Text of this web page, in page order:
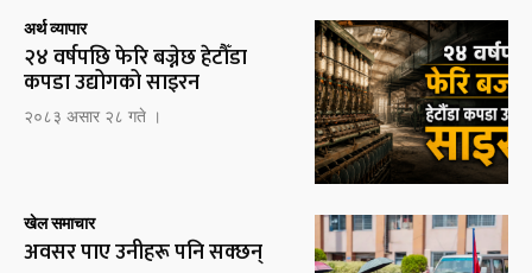
अर्थ व्यापार
२४ वर्षपछि फेरि बज्नेछ हेटौँडा
कपडा उद्योगको साइरन
२०८३ असार २८ गते ।
खेल समाचार
अवसर पाए उनीहरू पनि सक्छन्